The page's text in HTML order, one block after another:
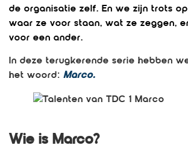
de organisatie zelf. En we zijn trots
waar ze voor staan, wat ze zeggen,
voor een ander.
In deze terugkerende serie hebben
het woord: Marco.
Wie is Marco?